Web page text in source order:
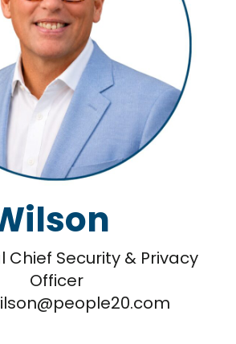
Chief Security & Privacy
Officer